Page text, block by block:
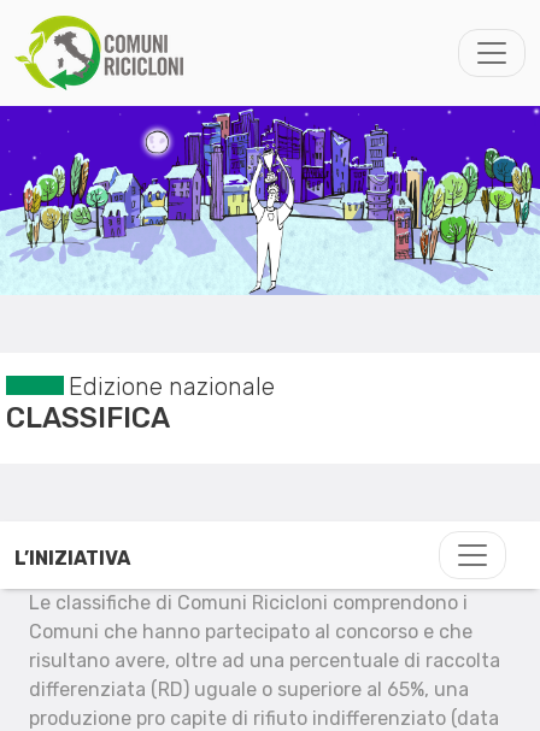
Edizione nazionale
CLASSIFICA
L’INIZIATIVA
Le classifiche di Comuni Ricicloni comprendono i
Comuni che hanno partecipato al concorso e che
risultano avere, oltre ad una percentuale di raccolta
differenziata (RD) uguale o superiore al 65%, una
produzione pro capite di rifiuto indifferenziato (data